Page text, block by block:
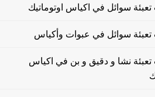
تعبئة سوائل في اكياس اوتوماتيك
تعبئة سوائل في عبوات وأكياس
تعبئة نشا و دقيق و بن في اكياس